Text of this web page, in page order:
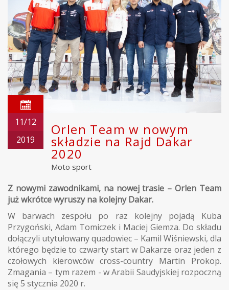
11/12
2019
Orlen Team w nowym
składzie na Rajd Dakar
2020
Moto sport
Z nowymi zawodnikami, na nowej trasie – Orlen Team
już wkrótce wyruszy na kolejny Dakar.
W barwach zespołu po raz kolejny pojadą Kuba
Przygoński, Adam Tomiczek i Maciej Giemza. Do składu
dołączyli utytułowany quadowiec – Kamil Wiśniewski, dla
którego będzie to czwarty start w Dakarze oraz jeden z
czołowych kierowców cross-country Martin Prokop.
Zmagania – tym razem - w Arabii Saudyjskiej rozpoczną
się 5 stycznia 2020 r.